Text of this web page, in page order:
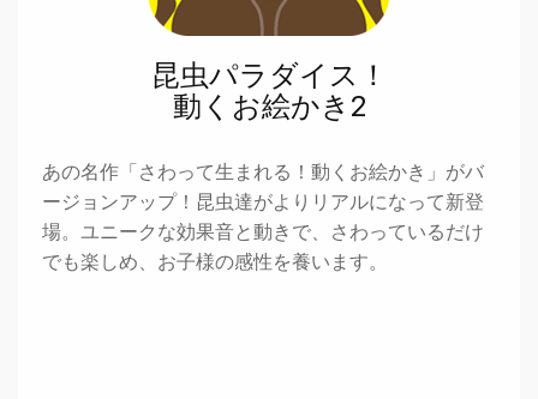
昆虫パラダイス！
動くお絵かき2
あの名作「さわって生まれる！動くお絵かき」がバ
ージョンアップ！昆虫達がよりリアルになって新登
場。ユニークな効果音と動きで、さわっているだけ
でも楽しめ、お子様の感性を養います。